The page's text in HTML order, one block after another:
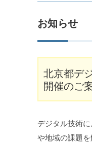
お知らせ
北京都デ
開催のご
デジタル技術
や地域の課題